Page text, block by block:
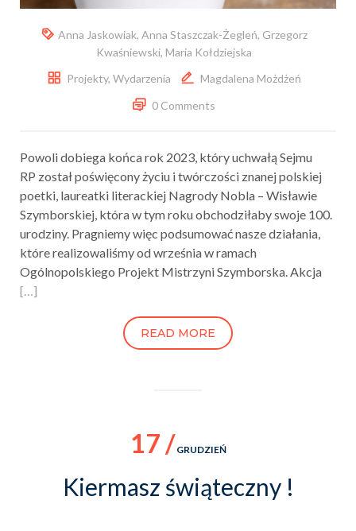
Anna Jaskowiak, Anna Staszczak-Żegleń, Grzegorz
Kwaśniewski, Maria Kołdziejska
Projekty, Wydarzenia
Magdalena Możdżeń
0 Comments
Powoli dobiega końca rok 2023, który uchwałą Sejmu
RP został poświęcony życiu i twórczości znanej polskiej
poetki, laureatki literackiej Nagrody Nobla – Wisławie
Szymborskiej, która w tym roku obchodziłaby swoje 100.
urodziny. Pragniemy więc podsumować nasze działania,
które realizowaliśmy od września w ramach
Ogólnopolskiego Projekt Mistrzyni Szymborska. Akcja
[…]
READ MORE
17 / GRUDZIEŃ
Kiermasz świąteczny !